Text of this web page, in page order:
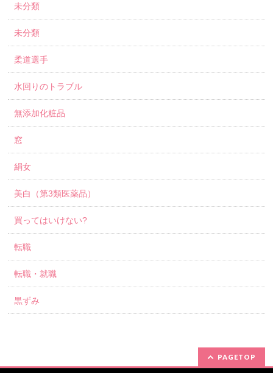
未分類
未分類
柔道選手
水回りのトラブル
無添加化粧品
窓
絹女
美白（第3類医薬品）
買ってはいけない?
転職
転職・就職
黒ずみ
PAGETOP